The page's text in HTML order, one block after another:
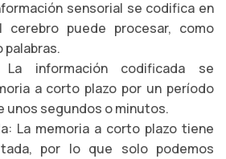
sensorial se codifica en
puede procesar, como
palabras.
información codificada se
a corto plazo por un período
unos segundos o minutos.
La memoria a corto plazo tiene
por lo que solo podemos